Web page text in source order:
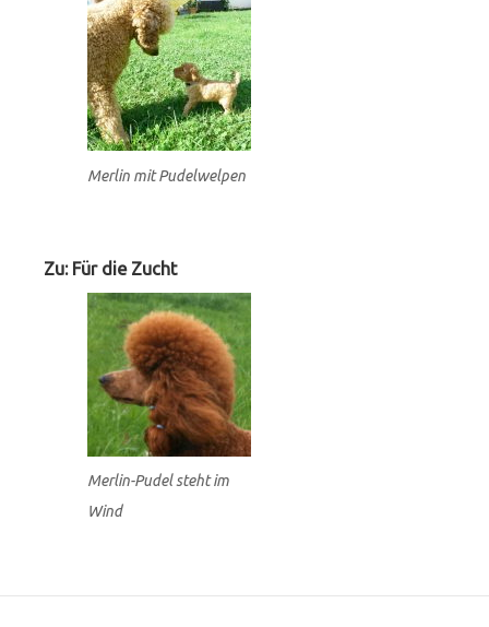
Merlin mit Pudelwelpen
Zu: Für die Zucht
Merlin-Pudel steht im
Wind